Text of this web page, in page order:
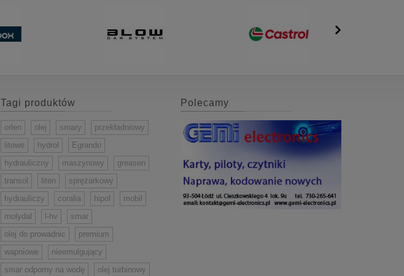
Tagi produktów
orlen olej smary
przekładniowy
litowe
hydrol
Egrando
hydrauliczny
maszynowy
greasen
transol
liten
sprężarkowy
hydrauliczy
coralia hipol
mobil
molydal
l-hv
smar
olej do prowadnic
premium
wapniowe
nieemulgujący
smar odporny na wodę
olej turbinowy
Polecamy